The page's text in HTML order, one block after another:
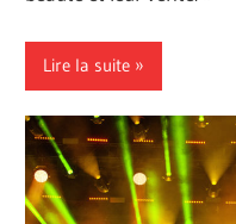
Lire la suite